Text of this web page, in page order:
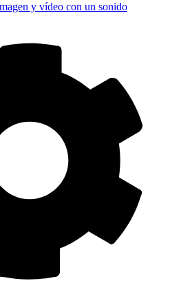
y vídeo con un sonido